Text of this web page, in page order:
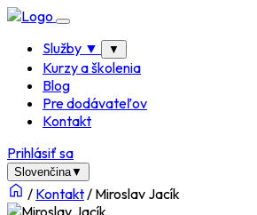
Služby ▼ ▼
Kurzy a školenia
Blog
Pre dodávateľov
Kontakt
Prihlásiť sa
Slovenčina▼
/ Kontakt/ Miroslav Jacík